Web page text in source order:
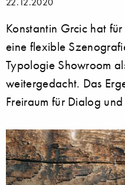
Konstantin Grcic hat
eine flexible
Typologie Showroom
weitergedacht. Das
Freiraum für Dialog